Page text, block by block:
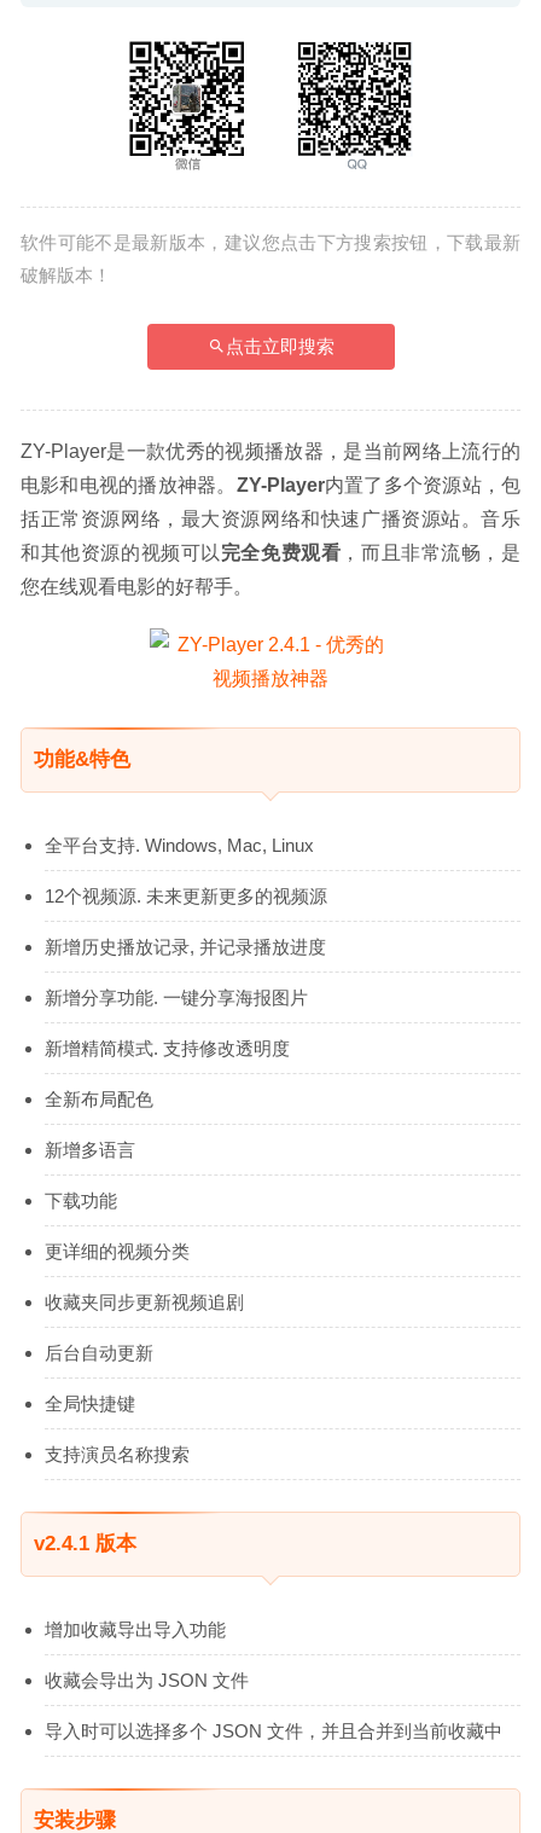
软件可能不是最新版本，建议您点击下方搜索按钮，下载最新
破解版本！
点击立即搜索
ZY-Player是一款优秀的视频播放器，是当前网络上流行的
电影和电视的播放神器。 ZY-Player内置了多个资源站，包
括正常资源网络，最大资源网络和快速广播资源站。音乐
和其他资源的视频可以 完全免费观看 ，而且非常流畅，是
您在线观看电影的好帮手。
功能&特色
全平台支持. Windows, Mac, Linux
12个视频源. 未来更新更多的视频源
新增历史播放记录, 并记录播放进度
新增分享功能. 一键分享海报图片
新增精简模式. 支持修改透明度
全新布局配色
新增多语言
下载功能
更详细的视频分类
收藏夹同步更新视频追剧
后台自动更新
全局快捷键
支持演员名称搜索
v2.4.1 版本
增加收藏导出导入功能
收藏会导出为 JSON 文件
导入时可以选择多个 JSON 文件，并且合并到当前收藏中
安装步骤